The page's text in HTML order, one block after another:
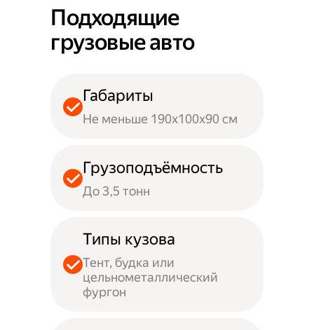
Подходящие
грузовые авто
Габариты
Не меньше 190х100х90 см
Грузоподъёмность
До 3,5 тонн
Типы кузова
Тент, будка или
цельнометаллический
фургон